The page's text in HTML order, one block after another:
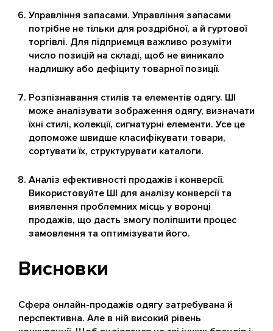
Управління запасами. Управління запасами
потрібне не тільки для роздрібної, а й гуртової
торгівлі. Для підприємця важливо розуміти
число позицій на складі, щоб не виникало
надлишку або дефіциту товарної позиції.
Розпізнавання стилів та елементів одягу. ШІ
може аналізувати зображення одягу, визначати
їхні стилі, колекції, сигнатурні елементи. Усе це
допоможе швидше класифікувати товари,
сортувати їх, структурувати каталоги.
Аналіз ефективності продажів і конверсії.
Використовуйте ШІ для аналізу конверсії та
виявлення проблемних місць у воронці
продажів, що дасть змогу поліпшити процес
замовлення та оптимізувати його.
Висновки
Сфера онлайн-продажів одягу затребувана й
перспективна. Але в ній високий рівень